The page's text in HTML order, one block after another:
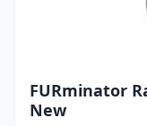
FURminator
New